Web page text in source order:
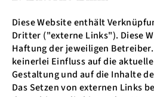
Diese Website enthält
Dritter ("externe Links"). Diese
Haftung der jeweiligen
keinerlei Einfluss auf die
Gestaltung und auf die Inhalte
Das Setzen von externen Links